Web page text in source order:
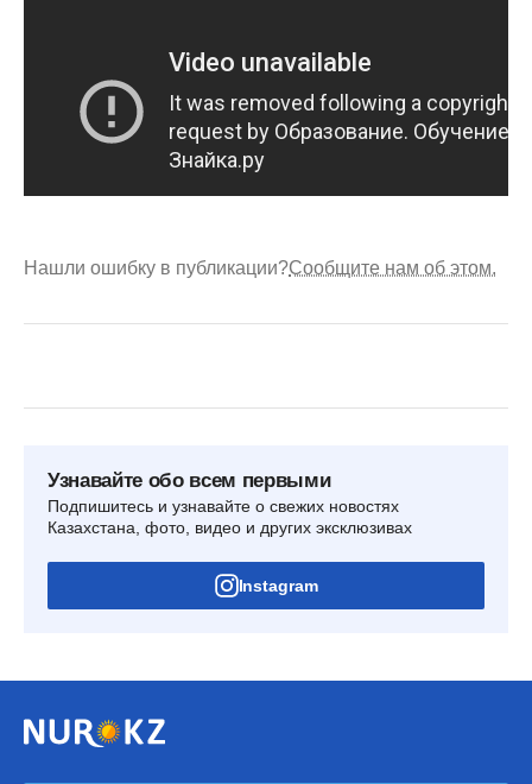
Нашли ошибку в публикации?Сообщите нам об этом.
Узнавайте обо всем первыми
Подпишитесь и узнавайте о свежих новостях
Казахстана, фото, видео и других эксклюзивах
Instagram